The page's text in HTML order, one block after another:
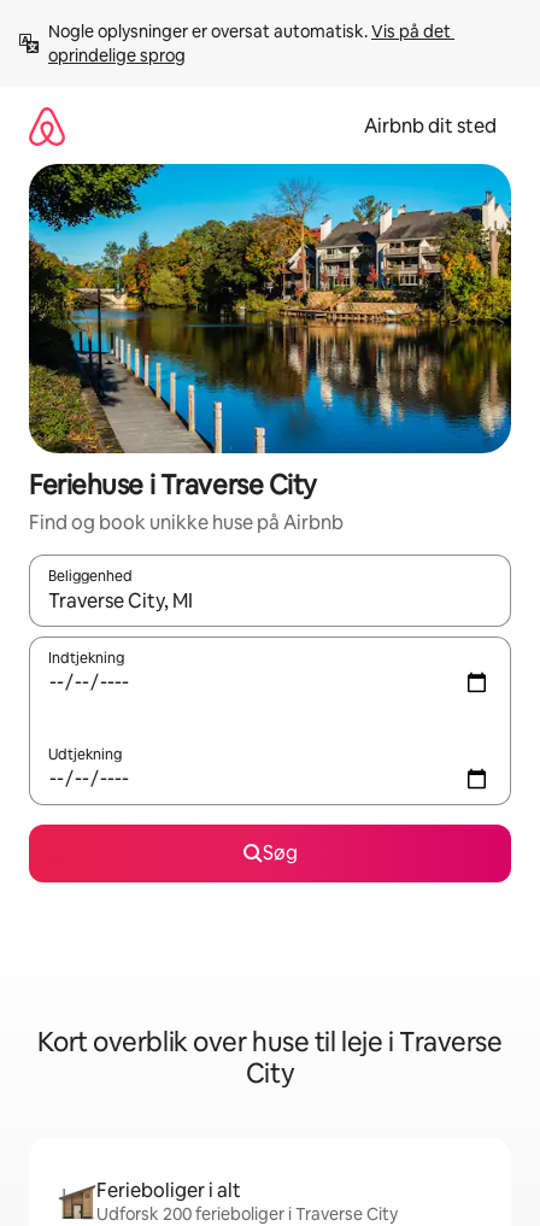
videre
Nogle oplysninger er oversat automatisk. Vis på det
oprindelige sprog
Airbnb dit sted
Feriehuse i Traverse City
Find og book unikke huse på Airbnb
Beliggenhed
Når resultaterne er tilgængelige, skal du navigere med
Indtjekning
Udtjekning
Søg
Kort overblik over huse til leje i Traverse
City
Ferieboliger i alt
Udforsk 200 ferieboliger i Traverse City